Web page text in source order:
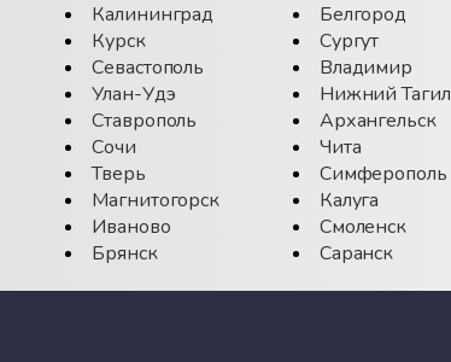
Калининград
Курск
Севастополь
Улан-Удэ
Ставрополь
Сочи
Тверь
Магнитогорск
Иваново
Брянск
Белгород
Сургут
Владимир
Нижний Тагил
Архангельск
Чита
Симферополь
Калуга
Смоленск
Саранск